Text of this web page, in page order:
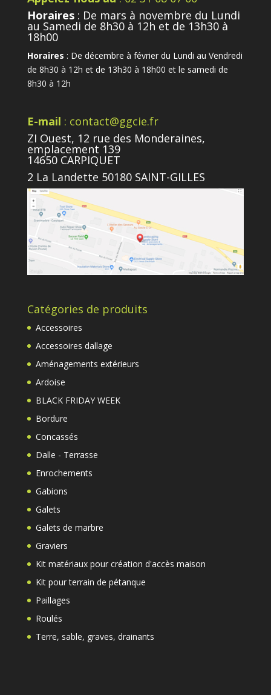
Horaires: De mars à novembre du Lundi
au Samedi de 8h30 à 12h et de 13h30 à
18h00
Horaires : De décembre à février du Lundi au Vendredi
de 8h30 à 12h et de 13h30 à 18h00 et le samedi de
8h30 à 12h
E-mail : contact@ggcie.fr
ZI Ouest, 12 rue des Monderaines,
emplacement 139
14650 CARPIQUET
2 La Landette 50180 SAINT-GILLES
Catégories de produits
Accessoires
Accessoires dallage
Aménagements extérieurs
Ardoise
BLACK FRIDAY WEEK
Bordure
Concassés
Dalle - Terrasse
Enrochements
Gabions
Galets
Galets de marbre
Graviers
Kit matériaux pour création d'accès maison
Kit pour terrain de pétanque
Paillages
Roulés
Terre, sable, graves, drainants